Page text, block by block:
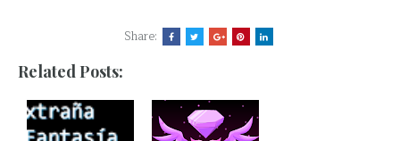
Share:
Related Posts: